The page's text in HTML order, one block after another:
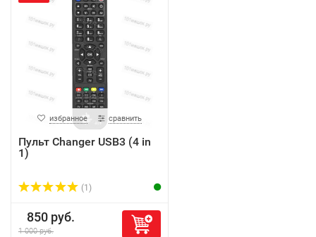
избранное сравнить
Пульт Changer USB3 (4 in
1)
(1)
850 руб.
1 000 руб.